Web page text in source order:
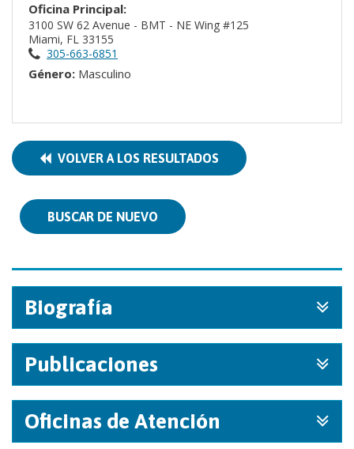
Oficina Principal:
3100 SW 62 Avenue - BMT - NE Wing #125
Miami, FL 33155
305-663-6851
Género: Masculino
VOLVER A LOS RESULTADOS
BUSCAR DE NUEVO
Biografía
Publicaciones
Oficinas de Atención